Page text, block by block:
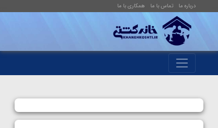
درباره ما تماس با ما همکاری با ما